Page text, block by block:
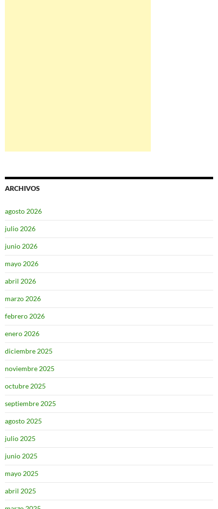
ARCHIVOS
agosto 2026
julio 2026
junio 2026
mayo 2026
abril 2026
marzo 2026
febrero 2026
enero 2026
diciembre 2025
noviembre 2025
octubre 2025
septiembre 2025
agosto 2025
julio 2025
junio 2025
mayo 2025
abril 2025